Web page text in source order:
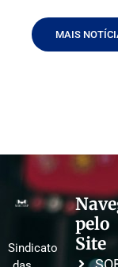
MAIS
Sindicato
pelo
Site